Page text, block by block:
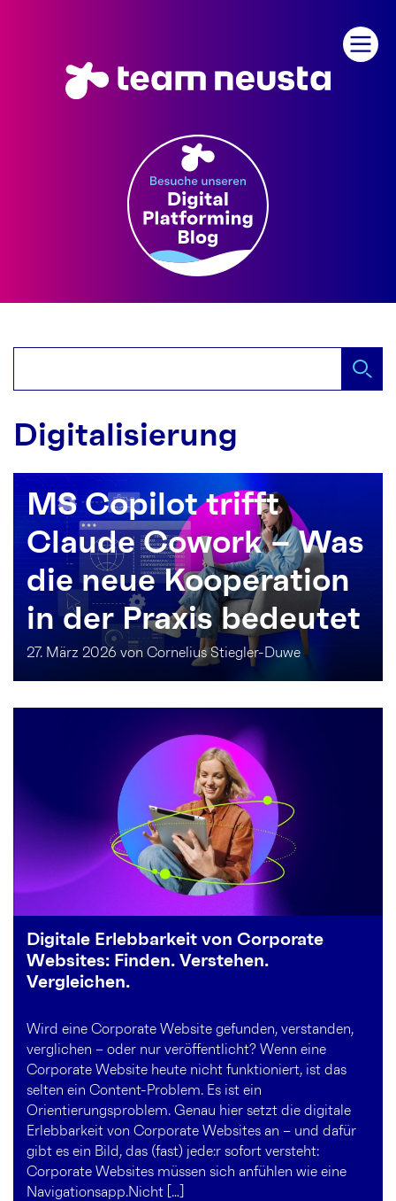
Digitalisierung
MS Copilot trifft
Claude Cowork – Was
die neue Kooperation
in der Praxis bedeutet
27. März 2026 von Cornelius Stiegler-Duwe
Digitale Erlebbarkeit von Corporate
Websites: Finden. Verstehen.
Vergleichen.
Wird eine Corporate Website gefunden, verstanden,
verglichen – oder nur veröffentlicht? Wenn eine
Corporate Website heute nicht funktioniert, ist das
selten ein Content-Problem. Es ist ein
Orientierungsproblem. Genau hier setzt die digitale
Erlebbarkeit von Corporate Websites an – und dafür
gibt es ein Bild, das (fast) jede:r sofort versteht:
Corporate Websites müssen sich anfühlen wie eine
Navigationsapp.Nicht […]